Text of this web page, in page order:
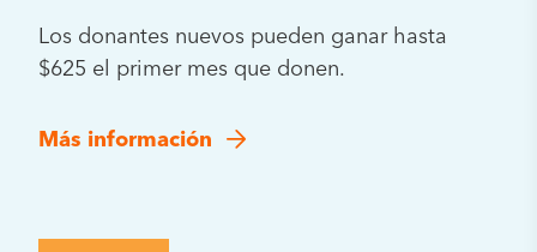
Los donantes nuevos pueden ganar hasta
$625 el primer mes que donen.
Más información